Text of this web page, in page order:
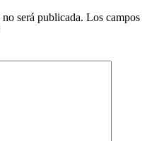
será publicada. Los campos